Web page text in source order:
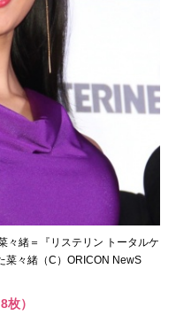
々緒＝『リステリン トータルケ
菜々緒（C）ORICON NewS
枚）